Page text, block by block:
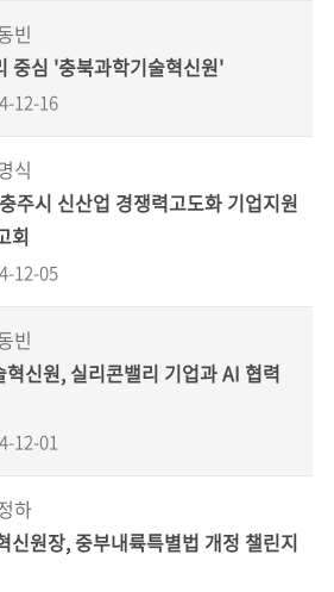
빈
중심 '충북과학기술혁신원'
12-16
식
주시 신산업 경쟁력고도화 기업지원
회
12-05
빈
혁신원, 실리콘밸리 기업과 AI 협력
12-01
하
신원장, 중부내륙특별법 개정 챌린지